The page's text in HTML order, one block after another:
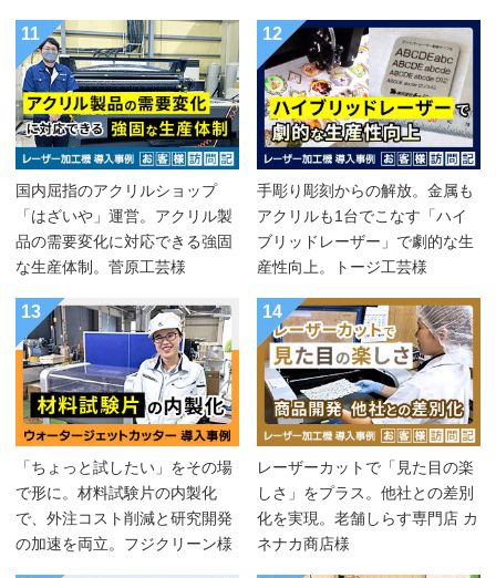
11
国内屈指のアクリルショップ
「はざいや」運営。アクリル製
品の需要変化に対応できる強固
な生産体制。菅原工芸様
12
手彫り彫刻からの解放。金属も
アクリルも1台でこなす「ハイ
ブリッドレーザー」で劇的な生
産性向上。トージ工芸様
13
「ちょっと試したい」をその場
で形に。材料試験片の内製化
で、外注コスト削減と研究開発
の加速を両立。フジクリーン様
14
レーザーカットで「見た目の楽
しさ」をプラス。他社との差別
化を実現。老舗しらす専門店 カ
ネナカ商店様